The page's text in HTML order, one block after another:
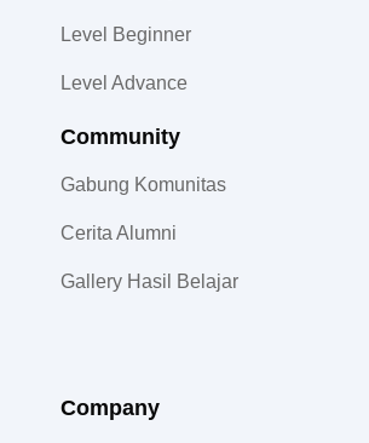
Level Beginner
Level Advance
Community​
Gabung Komunitas
Cerita Alumni
Gallery Hasil Belajar
Company